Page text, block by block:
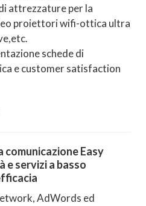
attrezzature per la
proiettori wifi-ottica ultra
schede di
e customer satisfaction
Easy
servizi a basso
AdWords ed